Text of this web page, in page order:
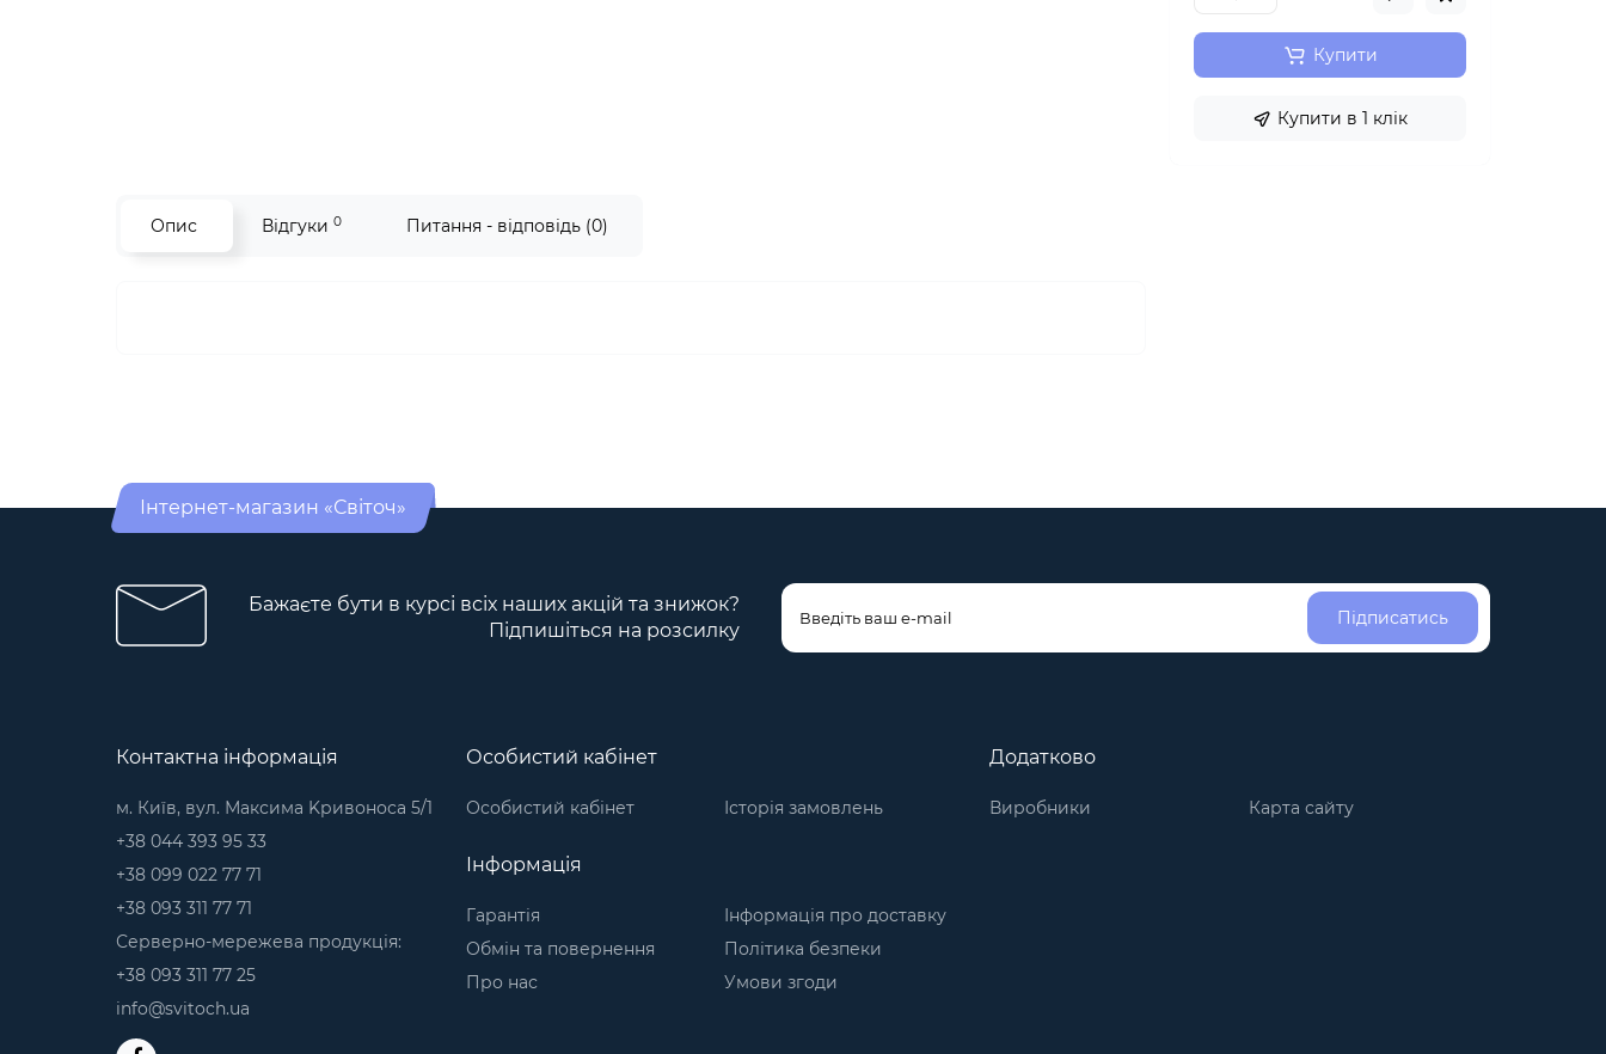
Купити
Купити в 1 клік
Опис Відгуки 0 Питання - відповідь (0)
Інтернет-магазин «Світоч»
Бажаєте бути в курсі всіх наших акцій та знижок?
Підпишіться на розсилку
Підписатись
Контактна інформація
м. Київ, вул. Максима Kривоноса 5/1
+38 044 393 95 33
+38 099 022 77 71
+38 093 311 77 71
Серверно-мережева продукція:
+38 093 311 77 25
info@svitoch.ua
Особистий кабінет
Особистий кабінет Історія замовлень
Додатково
Виробники Карта сайту
Інформація
Гарантія
Обмін та повернення
Про нас
Інформація про доставку
Політика безпеки
Умови згоди